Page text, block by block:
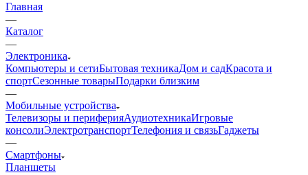
Главная
—
Каталог
—
Электроника
Компьютеры и сетиБытовая техникаДом и садКрасота и
спортСезонные товарыПодарки близким
—
Мобильные устройства
Телевизоры и периферияАудиотехникаИгровые
консолиЭлектротранспортТелефония и связьГаджеты
—
Смартфоны
Планшеты